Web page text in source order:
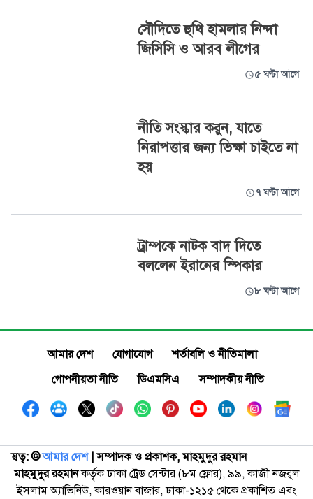
সৌদিতে হুথি হামলার নিন্দা
জিসিসি ও আরব লীগের
৫ ঘণ্টা আগে
নীতি সংস্কার করুন, যাতে
নিরাপত্তার জন্য ভিক্ষা চাইতে না
হয়
৭ ঘণ্টা আগে
ট্রাম্পকে নাটক বাদ দিতে
বললেন ইরানের স্পিকার
৮ ঘণ্টা আগে
আমার দেশ যোগাযোগ
শর্তাবলি ও নীতিমালা
গোপনীয়তা নীতি
ডিএমসিএ সম্পাদকীয় নীতি
স্বত্ব: ©️আমার দেশ| সম্পাদক ও প্রকাশক, মাহমুদুর রহমান
মাহমুদুর রহমানকর্তৃক ঢাকা ট্রেড সেন্টার (৮ম ফ্লোর), ৯৯, কাজী নজরুল
ইসলাম অ্যাভিনিউ, কারওয়ান বাজার, ঢাকা-১২১৫ থেকে প্রকাশিত এবং